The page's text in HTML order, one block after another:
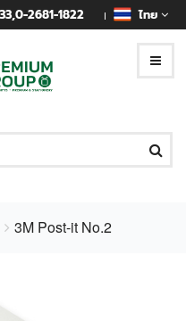
,0-2681-1822 ไทย
3M Post-it No.2